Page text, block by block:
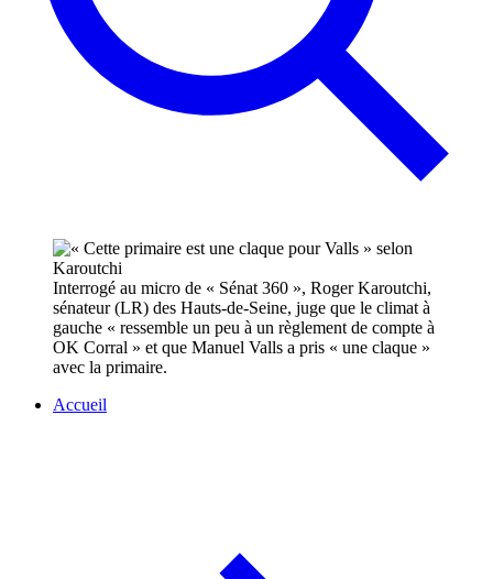
Interrogé au micro de « Sénat 360 », Roger Karoutchi,
sénateur (LR) des Hauts-de-Seine, juge que le climat à
gauche « ressemble un peu à un règlement de compte à
OK Corral » et que Manuel Valls a pris « une claque »
avec la primaire.
Accueil